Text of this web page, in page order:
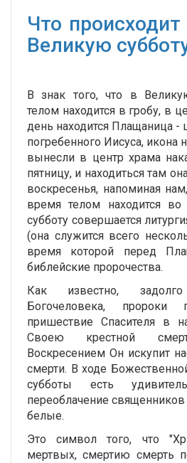
Что
Великую
В знак того, что в
телом находится в гробу, в
день находится Плащаница -
погребенного Иисуса, икона
вынесли в центр храма
пятницу, и находиться там
воскресенья, напоминая
время телом находится
субботу совершается
(она служится всего
время которой перед
библейские пророчества.
Как известно,
Богочеловека, пророки
пришествие Спасителя в
Своею крестной
Воскресением Он искупит
смерти. В ходе
субботы есть
переоблачение
белые.
Это символ того, что
мертвых, смертию смерть